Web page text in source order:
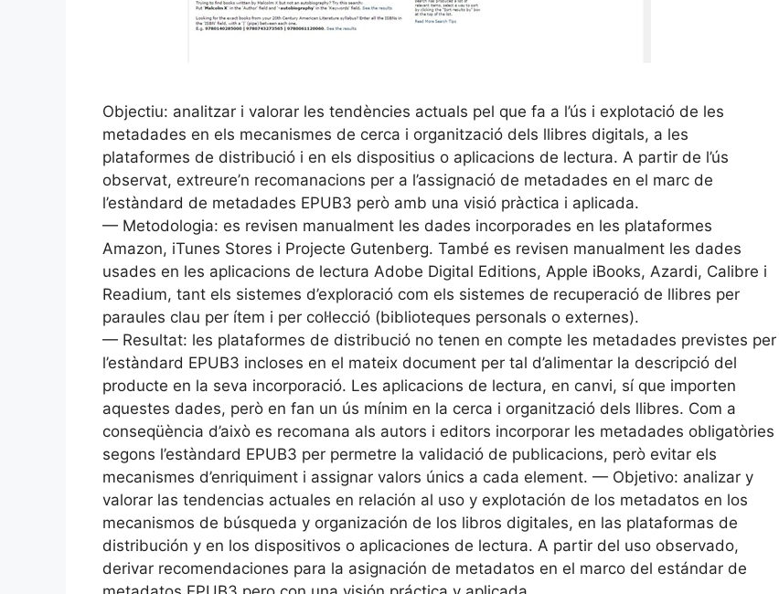
Objectiu: analitzar i valorar les tendències actuals pel que fa a l’ús i explotació de les
metadades en els mecanismes de cerca i organització dels llibres digitals, a les
plataformes de distribució i en els dispositius o aplicacions de lectura. A partir de l’ús
observat, extreure’n recomanacions per a l’assignació de metadades en el marc de
l’estàndard de metadades EPUB3 però amb una visió pràctica i aplicada.
— Metodologia: es revisen manualment les dades incorporades en les plataformes
Amazon, iTunes Stores i Projecte Gutenberg. També es revisen manualment les dades
usades en les aplicacions de lectura Adobe Digital Editions, Apple iBooks, Azardi, Calibre i
Readium, tant els sistemes d’exploració com els sistemes de recuperació de llibres per
paraules clau per ítem i per col·lecció (biblioteques personals o externes).
— Resultat: les plataformes de distribució no tenen en compte les metadades previstes per
l’estàndard EPUB3 incloses en el mateix document per tal d’alimentar la descripció del
producte en la seva incorporació. Les aplicacions de lectura, en canvi, sí que importen
aquestes dades, però en fan un ús mínim en la cerca i organització dels llibres. Com a
conseqüència d’això es recomana als autors i editors incorporar les metadades obligatòries
segons l’estàndard EPUB3 per permetre la validació de publicacions, però evitar els
mecanismes d’enriquiment i assignar valors únics a cada element. — Objetivo: analizar y
valorar las tendencias actuales en relación al uso y explotación de los metadatos en los
mecanismos de búsqueda y organización de los libros digitales, en las plataformas de
distribución y en los dispositivos o aplicaciones de lectura. A partir del uso observado,
derivar recomendaciones para la asignación de metadatos en el marco del estándar de